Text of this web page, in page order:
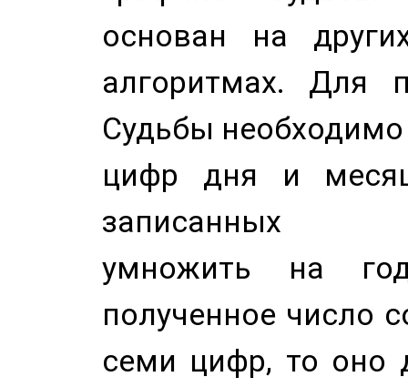
основан на
алгоритмах. Для
Судьбы
цифр дня и
записанных
умножить на
полученное число
семи цифр, то оно